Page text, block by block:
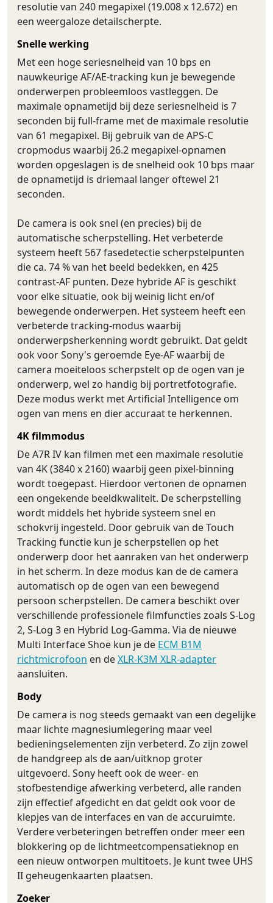
resolutie van 240 megapixel (19.008 x 12.672) en
een weergaloze detailscherpte.
Snelle werking
Met een hoge seriesnelheid van 10 bps en
nauwkeurige AF/AE-tracking kun je bewegende
onderwerpen probleemloos vastleggen. De
maximale opnametijd bij deze seriesnelheid is 7
seconden bij full-frame met de maximale resolutie
van 61 megapixel. Bij gebruik van de APS-C
cropmodus waarbij 26.2 megapixel-opnamen
worden opgeslagen is de snelheid ook 10 bps maar
de opnametijd is driemaal langer oftewel 21
seconden.
De camera is ook snel (en precies) bij de
automatische scherpstelling. Het verbeterde
systeem heeft 567 fasedetectie scherpstelpunten
die ca. 74 % van het beeld bedekken, en 425
contrast-AF punten. Deze hybride AF is geschikt
voor elke situatie, ook bij weinig licht en/of
bewegende onderwerpen. Het systeem heeft een
verbeterde tracking-modus waarbij
onderwerpsherkenning wordt gebruikt. Dat geldt
ook voor Sony's geroemde Eye-AF waarbij de
camera moeiteloos scherpstelt op de ogen van je
onderwerp, wel zo handig bij portretfotografie.
Deze modus werkt met Artificial Intelligence om
ogen van mens en dier accuraat te herkennen.
4K filmmodus
De A7R IV kan filmen met een maximale resolutie
van 4K (3840 x 2160) waarbij geen pixel-binning
wordt toegepast. Hierdoor vertonen de opnamen
een ongekende beeldkwaliteit. De scherpstelling
wordt middels het hybride systeem snel en
schokvrij ingesteld. Door gebruik van de Touch
Tracking functie kun je scherpstellen op het
onderwerp door het aanraken van het onderwerp
in het scherm. In deze modus kan de de camera
automatisch op de ogen van een bewegend
persoon scherpstellen. De camera beschikt over
verschillende professionele filmfuncties zoals S-Log
2, S-Log 3 en Hybrid Log-Gamma. Via de nieuwe
Multi Interface Shoe kun je de ECM B1M
richtmicrofoon en deXLR-K3M XLR-adapter
aansluiten.
Body
De camera is nog steeds gemaakt van een degelijke
maar lichte magnesiumlegering maar veel
bedieningselementen zijn verbeterd. Zo zijn zowel
de handgreep als de aan/uitknop groter
uitgevoerd. Sony heeft ook de weer- en
stofbestendige afwerking verbeterd, alle randen
zijn effectief afgedicht en dat geldt ook voor de
klepjes van de interfaces en van de accuruimte.
Verdere verbeteringen betreffen onder meer een
blokkering op de lichtmeetcompensatieknop en
een nieuw ontworpen multitoets. Je kunt twee UHS
II geheugenkaarten plaatsen.
Zoeker